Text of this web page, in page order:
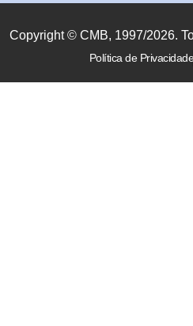
Copyright © CMB, 1997/2026.
Política de Privacidade